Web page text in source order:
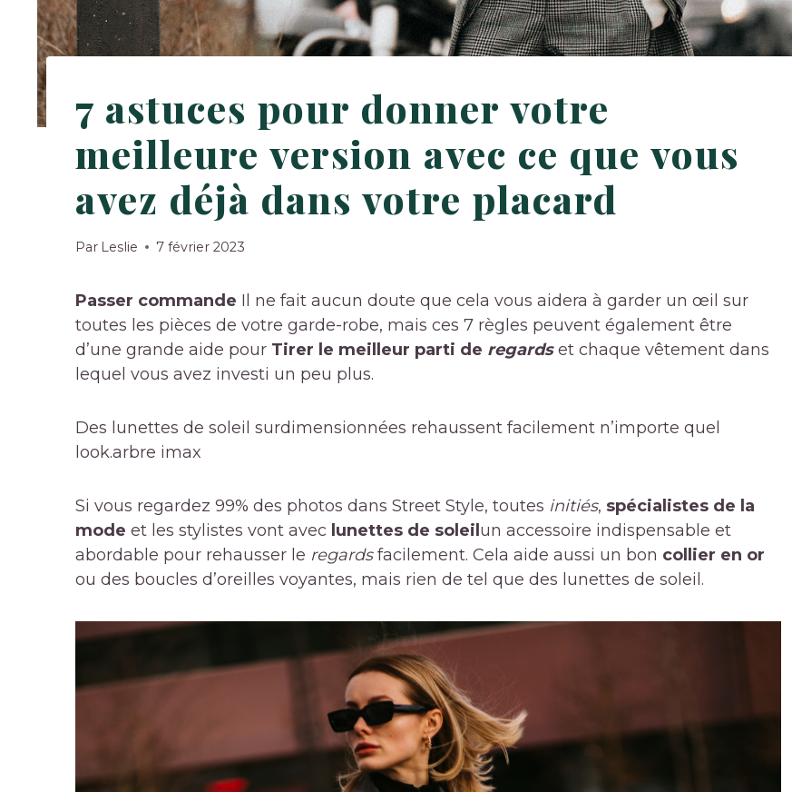
7 astuces pour donner votre
meilleure version avec ce que vous
avez déjà dans votre placard
Par Leslie 7 février 2023
Passer commande Il ne fait aucun doute que cela vous aidera à garder un œil sur
toutes les pièces de votre garde-robe, mais ces 7 règles peuvent également être
d’une grande aide pour Tirer le meilleur parti de regardset chaque vêtement dans
lequel vous avez investi un peu plus.
Des lunettes de soleil surdimensionnées rehaussent facilement n’importe quel
look.arbre imax
Si vous regardez 99% des photos dans Street Style, toutes initiés, spécialistes de la
mode et les stylistes vont avec lunettes de soleil un accessoire indispensable et
abordable pour rehausser le regardsfacilement. Cela aide aussi un bon collier en or
ou des boucles d’oreilles voyantes, mais rien de tel que des lunettes de soleil.